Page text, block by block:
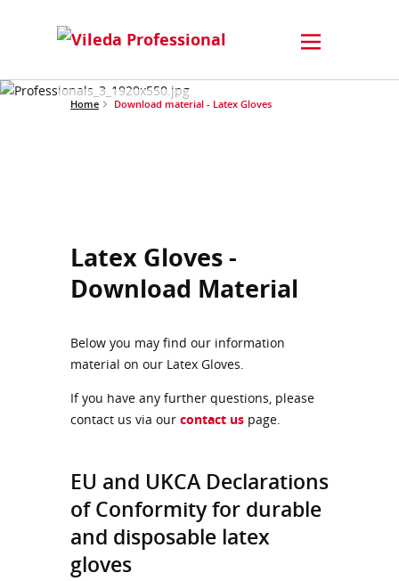
Home Download material - Latex Gloves
Latex Gloves -
Download Material
Below you may find our information
material on our Latex Gloves.
If you have any further questions, please
contact us via our contact us page.
EU and UKCA Declarations
of Conformity for durable
and disposable latex
gloves